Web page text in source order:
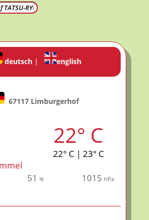
deutsch| english
67117 Limburgerhof
22° C
22° C | 23° C
51% 1015 hPa